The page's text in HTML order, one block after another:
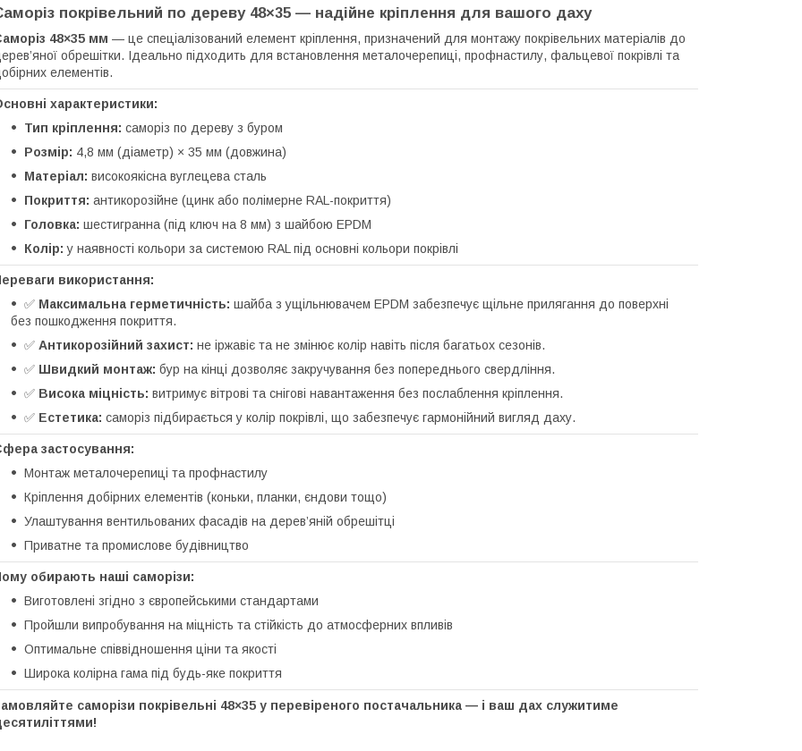
покрівельний по дереву 48×35 — надійне кріплення для вашого даху
48×35 мм — це спеціалізований елемент кріплення, призначений для монтажу покрівельних матеріалів до
обрешітки. Ідеально підходить для встановлення металочерепиці, профнастилу, фальцевої покрівлі та
елементів.
характеристики:
Тип кріплення: саморіз по дереву з буром
Розмір: 4,8 мм (діаметр) × 35 мм (довжина)
Матеріал: високоякісна вуглецева сталь
Покриття: антикорозійне (цинк або полімерне RAL-покриття)
Головка: шестигранна (під ключ на 8 мм) з шайбою EPDM
Колір: у наявності кольори за системою RAL під основні кольори покрівлі
використання:
✅ Максимальна герметичність: шайба з ущільнювачем EPDM забезпечує щільне прилягання до поверхні
без пошкодження покриття.
✅ Антикорозійний захист: не іржавіє та не змінює колір навіть після багатьох сезонів.
✅ Швидкий монтаж: бур на кінці дозволяє закручування без попереднього свердління.
✅ Висока міцність: витримує вітрові та снігові навантаження без послаблення кріплення.
✅ Естетика: саморіз підбирається у колір покрівлі, що забезпечує гармонійний вигляд даху.
застосування:
Монтаж металочерепиці та профнастилу
Кріплення добірних елементів (коньки, планки, єндови тощо)
Улаштування вентильованих фасадів на дерев’яній обрешітці
Приватне та промислове будівництво
обирають наші саморізи:
Виготовлені згідно з європейськими стандартами
Пройшли випробування на міцність та стійкість до атмосферних впливів
Оптимальне співвідношення ціни та якості
Широка колірна гама під будь-яке покриття
саморізи покрівельні 48×35 у перевіреного постачальника — і ваш дах служитиме